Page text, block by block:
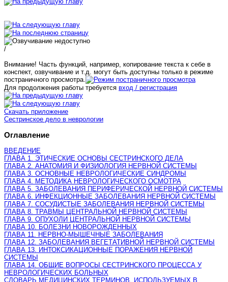
/
Внимание! Часть функций, например, копирование текста к себе в
конспект, озвучивание и т.д. могут быть доступны только в режиме
постраничного просмотра.
Для продолжения работы требуется вход / регистрация
Скачать приложение
Сестринское дело в неврологии
Оглавление
ВВЕДЕНИЕ
ГЛАВА 1. ЭТИЧЕСКИЕ ОСНОВЫ СЕСТРИНСКОГО ДЕЛА
ГЛАВА 2. АНАТОМИЯ И ФИЗИОЛОГИЯ НЕРВНОЙ СИСТЕМЫ
ГЛАВА 3. ОСНОВНЫЕ НЕВРОЛОГИЧЕСКИЕ СИНДРОМЫ
ГЛАВА 4. МЕТОДИКА НЕВРОЛОГИЧЕСКОГО ОСМОТРА
ГЛАВА 5. ЗАБОЛЕВАНИЯ ПЕРИФЕРИЧЕСКОЙ НЕРВНОЙ СИСТЕМЫ
ГЛАВА 6. ИНФЕКЦИОННЫЕ ЗАБОЛЕВАНИЯ НЕРВНОЙ СИСТЕМЫ
ГЛАВА 7. СОСУДИСТЫЕ ЗАБОЛЕВАНИЯ НЕРВНОЙ СИСТЕМЫ
ГЛАВА 8. ТРАВМЫ ЦЕНТРАЛЬНОЙ НЕРВНОЙ СИСТЕМЫ
ГЛАВА 9. ОПУХОЛИ ЦЕНТРАЛЬНОЙ НЕРВНОЙ СИСТЕМЫ
ГЛАВА 10. БОЛЕЗНИ НОВОРОЖДЕННЫХ
ГЛАВА 11. НЕРВНО-МЫШЕЧНЫЕ ЗАБОЛЕВАНИЯ
ГЛАВА 12. ЗАБОЛЕВАНИЯ ВЕГЕТАТИВНОЙ НЕРВНОЙ СИСТЕМЫ
ГЛАВА 13. ИНТОКСИКАЦИОННЫЕ ПОРАЖЕНИЯ НЕРВНОЙ
СИСТЕМЫ
ГЛАВА 14. ОБЩИЕ ВОПРОСЫ СЕСТРИНСКОГО ПРОЦЕССА У
НЕВРОЛОГИЧЕСКИХ БОЛЬНЫХ
СЛОВАРЬ МЕДИЦИНСКИХ ТЕРМИНОВ, ИСПОЛЬЗУЕМЫХ В